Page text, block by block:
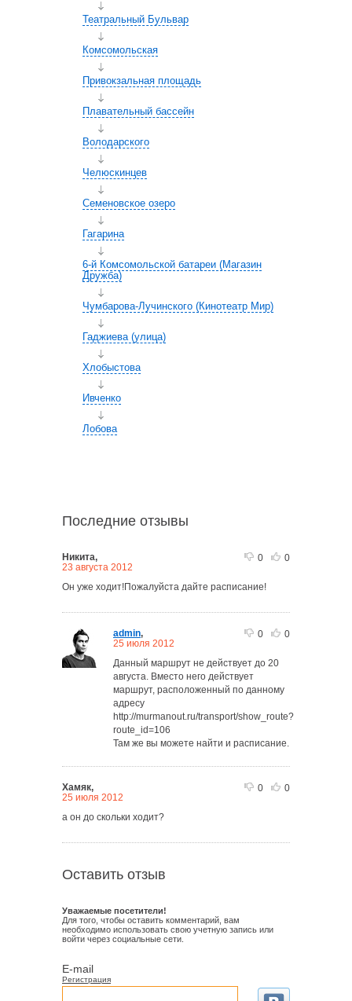
Театральный Бульвар
Комсомольская
Привокзальная площадь
Плавательный бассейн
Володарского
Челюскинцев
Семеновское озеро
Гагарина
6-й Комсомольской батареи (Магазин
Дружба)
Чумбарова-Лучинского (Кинотеатр Мир)
Гаджиева (улица)
Хлобыстова
Ивченко
Лобова
Последние отзывы
0 0
Никита,
23 августа 2012
Он уже ходит!Пожалуйста дайте расписание!
0 0
admin,
25 июля 2012
Данный маршрут не действует до 20
августа. Вместо него действует
маршрут, расположенный по данному
адресу
http://murmanout.ru/transport/show_route?
route_id=106
Там же вы можете найти и расписание.
0 0
Хамяк,
25 июля 2012
а он до скольки ходит?
Оставить отзыв
Уважаемые посетители!
Для того, чтобы оставить комментарий, вам
необходимо использовать свою учетную запись или
войти через социальные сети.
E-mail
Регистрация